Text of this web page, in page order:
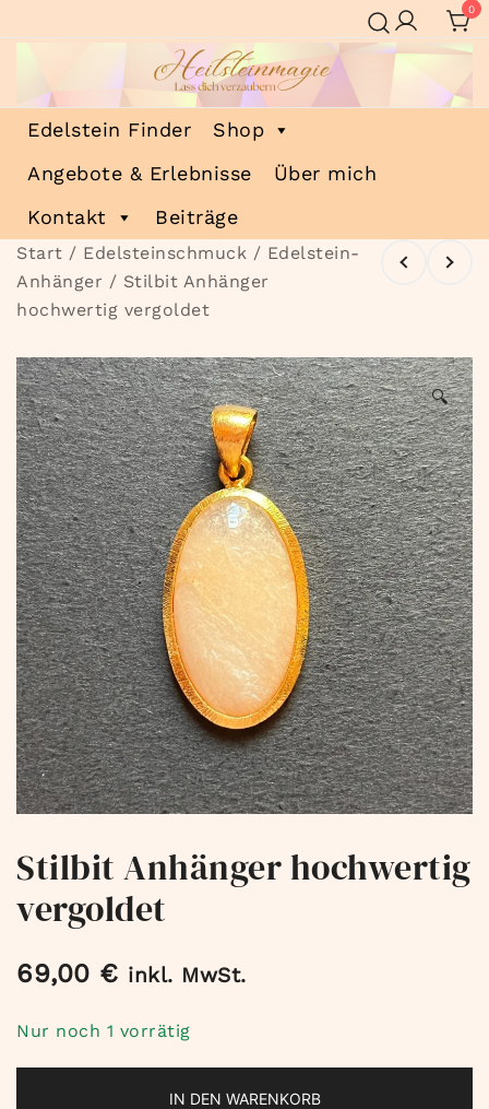
Inhalt
0
Heilsteinmagie
Lass dich verzaubern
Edelstein Finder
Shop
Angebote & Erlebnisse
Über mich
Kontakt
Beiträge
Start / Edelsteinschmuck / Edelstein-
Anhänger / Stilbit Anhänger
hochwertig vergoldet
🔍
Stilbit Anhänger hochwertig
vergoldet
69,00 € inkl. MwSt.
Nur noch 1 vorrätig
IN DEN WARENKORB